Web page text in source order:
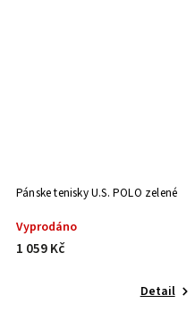
Pánske tenisky U.S. POLO zelené
Vyprodáno
1 059 Kč
Detail